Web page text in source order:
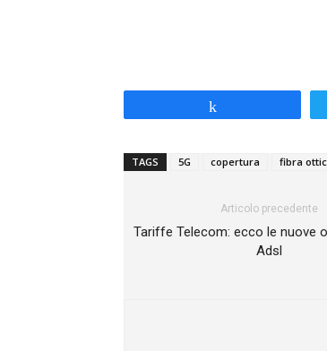
TAGS 5G copertura fibra
Articolo precedente
Tariffe Telecom: ecco le nuove
Adsl